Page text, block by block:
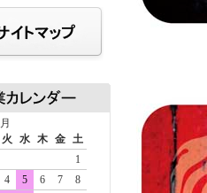
火 水 木 金
土
1
4 5 6 7
8